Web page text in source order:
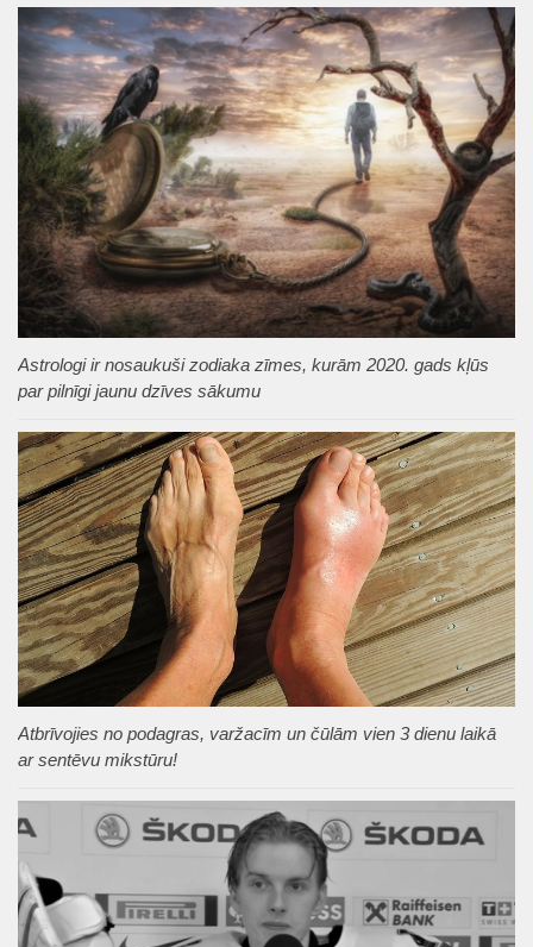
Astrologi ir nosaukuši zodiaka zīmes, kurām 2020. gads kļūs
par pilnīgi jaunu dzīves sākumu
Atbrīvojies no podagras, varžacīm un čūlām vien 3 dienu laikā
ar sentēvu mikstūru!